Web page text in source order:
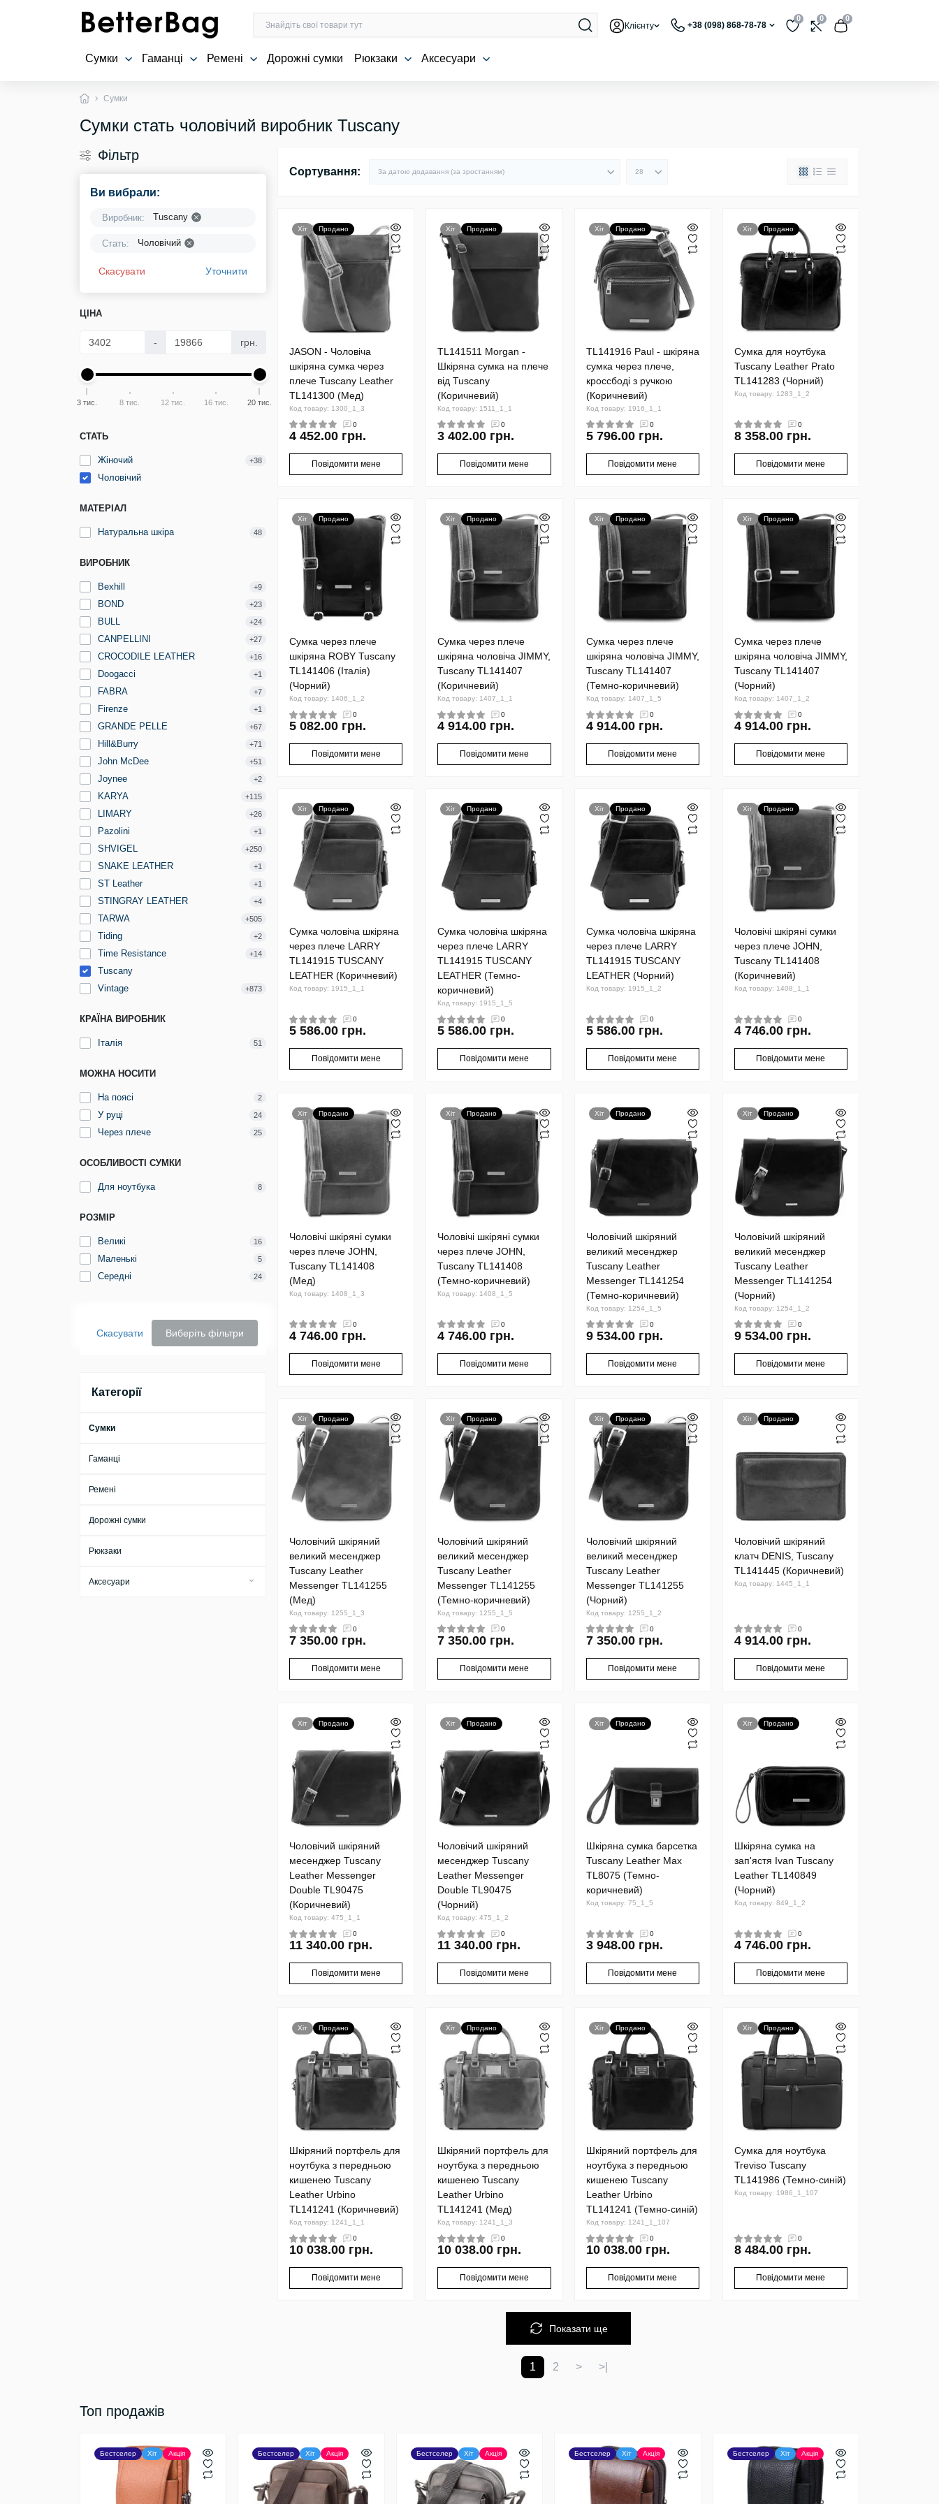
Клієнту +38 (098) 868-78-78
0 0 0
Сумки Гаманці Ремені Дорожні сумки Рюкзаки Аксесуари
Сумки
Сумки стать чоловічий виробник Tuscany
Фільтр
Ви вибрали:
Виробник: Tuscany
Стать: Чоловічий
Скасувати Уточнити
ЦІНА
- грн.
3 тис. 8 тис. 12 тис. 16 тис. 20 тис.
СТАТЬ
Жіночий +38
Чоловічий
МАТЕРІАЛ
Натуральна шкіра 48
ВИРОБНИК
Bexhill +9
BOND +23
BULL +24
CANPELLINI +27
CROCODILE LEATHER +16
Doogacci +1
FABRA +7
Firenze +1
GRANDE PELLE +67
Hill&Burry +71
John McDee +51
Joynee +2
KARYA +115
LIMARY +26
Pazolini +1
SHVIGEL +250
SNAKE LEATHER +1
ST Leather +1
STINGRAY LEATHER +4
TARWA +505
Tiding +2
Time Resistance +14
Tuscany
Vintage
+873
КРАЇНА ВИРОБНИК
Італія 51
МОЖНА НОСИТИ
На поясі 2
У руці 24
Через плече 25
ОСОБЛИВОСТІ СУМКИ
Для ноутбука 8
РОЗМІР
Великі 16
Маленькі 5
Середні 24
Скасувати Виберіть фільтри
Категорії
Сумки
Гаманці
Ремені
Дорожні сумки
Рюкзаки
Аксесуари
Сортування:
Хіт Продано
JASON - Чоловіча
шкіряна сумка через
плече Tuscany Leather
TL141300 (Мед)
Код товару: 1300_1_3
0
4 452.00 грн.
Повідомити мене
Хіт Продано
TL141511 Morgan -
Шкіряна сумка на плече
від Tuscany
(Коричневий)
Код товару: 1511_1_1
0
3 402.00 грн.
Повідомити мене
Хіт Продано
TL141916 Paul - шкіряна
сумка через плече,
кроссбоді з ручкою
(Коричневий)
Код товару: 1916_1_1
0
5 796.00 грн.
Повідомити мене
Хіт Продано
Сумка для ноутбука
Tuscany Leather Prato
TL141283 (Чорний)
Код товару: 1283_1_2
0
8 358.00 грн.
Повідомити мене
Хіт Продано
Сумка через плече
шкіряна ROBY Tuscany
TL141406 (Італія)
(Чорний)
Код товару: 1406_1_2
0
5 082.00 грн.
Повідомити мене
Хіт Продано
Сумка через плече
шкіряна чоловіча JIMMY,
Tuscany TL141407
(Коричневий)
Код товару: 1407_1_1
0
4 914.00 грн.
Повідомити мене
Хіт Продано
Сумка через плече
шкіряна чоловіча JIMMY,
Tuscany TL141407
(Темно-коричневий)
Код товару: 1407_1_5
0
4 914.00 грн.
Повідомити мене
Хіт Продано
Сумка через плече
шкіряна чоловіча JIMMY,
Tuscany TL141407
(Чорний)
Код товару: 1407_1_2
0
4 914.00 грн.
Повідомити мене
Хіт Продано
Сумка чоловіча шкіряна
через плече LARRY
TL141915 TUSCANY
LEATHER (Коричневий)
Код товару: 1915_1_1
0
5 586.00 грн.
Повідомити мене
Хіт Продано
Сумка чоловіча шкіряна
через плече LARRY
TL141915 TUSCANY
LEATHER (Темно-
коричневий)
Код товару: 1915_1_5
0
5 586.00 грн.
Повідомити мене
Хіт Продано
Сумка чоловіча шкіряна
через плече LARRY
TL141915 TUSCANY
LEATHER (Чорний)
Код товару: 1915_1_2
0
5 586.00 грн.
Повідомити мене
Хіт Продано
Чоловічі шкіряні сумки
через плече JOHN,
Tuscany TL141408
(Коричневий)
Код товару: 1408_1_1
0
4 746.00 грн.
Повідомити мене
Хіт Продано
Чоловічі шкіряні сумки
через плече JOHN,
Tuscany TL141408
(Мед)
Код товару: 1408_1_3
0
4 746.00 грн.
Повідомити мене
Хіт Продано
Чоловічі шкіряні сумки
через плече JOHN,
Tuscany TL141408
(Темно-коричневий)
Код товару: 1408_1_5
0
4 746.00 грн.
Повідомити мене
Хіт Продано
Чоловічий шкіряний
великий месенджер
Tuscany Leather
Messenger TL141254
(Темно-коричневий)
Код товару: 1254_1_5
0
9 534.00 грн.
Повідомити мене
Хіт Продано
Чоловічий шкіряний
великий месенджер
Tuscany Leather
Messenger TL141254
(Чорний)
Код товару: 1254_1_2
0
9 534.00 грн.
Повідомити мене
Хіт Продано
Чоловічий шкіряний
великий месенджер
Tuscany Leather
Messenger TL141255
(Мед)
Код товару: 1255_1_3
0
7 350.00 грн.
Повідомити мене
Хіт Продано
Чоловічий шкіряний
великий месенджер
Tuscany Leather
Messenger TL141255
(Темно-коричневий)
Код товару: 1255_1_5
0
7 350.00 грн.
Повідомити мене
Хіт Продано
Чоловічий шкіряний
великий месенджер
Tuscany Leather
Messenger TL141255
(Чорний)
Код товару: 1255_1_2
0
7 350.00 грн.
Повідомити мене
Хіт Продано
Чоловічий шкіряний
клатч DENIS, Tuscany
TL141445 (Коричневий)
Код товару: 1445_1_1
0
4 914.00 грн.
Повідомити мене
Хіт Продано
Чоловічий шкіряний
месенджер Tuscany
Leather Messenger
Double TL90475
(Коричневий)
Код товару: 475_1_1
0
11 340.00 грн.
Повідомити мене
Хіт Продано
Чоловічий шкіряний
месенджер Tuscany
Leather Messenger
Double TL90475
(Чорний)
Код товару: 475_1_2
0
11 340.00 грн.
Повідомити мене
Хіт Продано
Шкіряна сумка барсетка
Tuscany Leather Max
TL8075 (Темно-
коричневий)
Код товару: 75_1_5
0
3 948.00 грн.
Повідомити мене
Хіт Продано
Шкіряна сумка на
зап'ястя Ivan Tuscany
Leather TL140849
(Чорний)
Код товару: 849_1_2
0
4 746.00 грн.
Повідомити мене
Хіт Продано
Шкіряний портфель для
ноутбука з передньою
кишенею Tuscany
Leather Urbino
TL141241 (Коричневий)
Код товару: 1241_1_1
0
10 038.00 грн.
Повідомити мене
Хіт Продано
Шкіряний портфель для
ноутбука з передньою
кишенею Tuscany
Leather Urbino
TL141241 (Мед)
Код товару: 1241_1_3
0
10 038.00 грн.
Повідомити мене
Хіт Продано
Шкіряний портфель для
ноутбука з передньою
кишенею Tuscany
Leather Urbino
TL141241 (Темно-синій)
Код товару: 1241_1_107
0
10 038.00 грн.
Повідомити мене
Хіт Продано
Сумка для ноутбука
Treviso Tuscany
TL141986 (Темно-синій)
Код товару: 1986_1_107
0
8 484.00 грн.
Повідомити мене
Показати ще
1 2 > >|
Топ продажів
Бестселер Хіт Акція Бестселер Хіт Акція Бестселер Хіт Акція Бестселер Хіт Акція Бестселер Хіт Акція